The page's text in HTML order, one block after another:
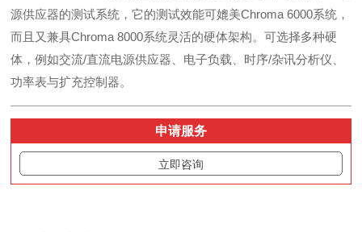
源供应器的测试系统，它的测试效能可媲美Chroma 6000系统，
而且又兼具Chroma 8000系统灵活的硬体架构。可选择多种硬
体，例如交流/直流电源供应器、电子负载、时序/杂讯分析仪、
功率表与扩充控制器。
申请服务
立即咨询